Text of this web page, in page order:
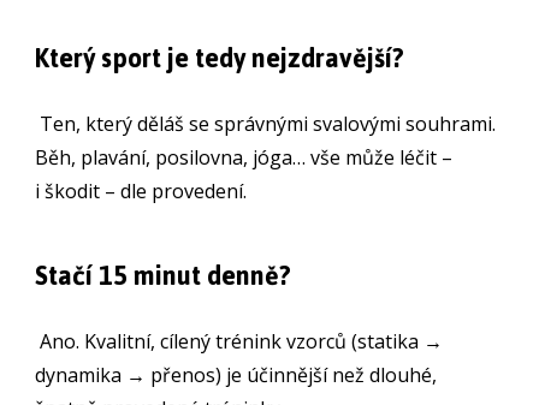
Který sport je tedy nejzdravější?
Ten, který děláš se správnými svalovými souhrami.
Běh, plavání, posilovna, jóga… vše může léčit –
i škodit – dle provedení.
Stačí 15 minut denně?
Ano. Kvalitní, cílený trénink vzorců (statika →
dynamika → přenos) je účinnější než dlouhé,